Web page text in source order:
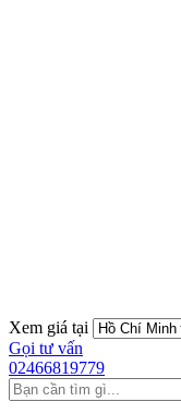
Xem giá tại
Gọi tư vấn
02466819779